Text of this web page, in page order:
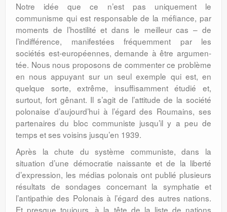
Notre idée que ce n’est pas uni­que­ment le
communisme qui est respon­sable de la méfiance, par
moments de l’hostilité et dans le meilleur cas – de
l’indifférence, manifestées fréquemment par les
sociétés est-européennes, demande à être argu­men­
tée. Nous nous proposons de commenter ce problème
en nous appuyant sur un seul exemple qui est, en
quelque sorte, extrême, insuffisamment étudié et,
surtout, fort gênant. Il s’agit de l’attitude de la société
polonaise d’aujourd’hui à l’égard des Rou­mains, ses
partenaires du bloc communiste jusqu’il y a peu de
temps et ses voisins jusqu’en 1939.
Après la chute du système commu­niste, dans la
situation d’une démocratie naissante et de la liberté
d’expression, les médias polonais ont publié plusieurs
résul­tats de sondages concernant la symphatie et
l’antipathie des Polonais à l’égard des autres nations.
Et presque toujours, à la tête de la liste de nations